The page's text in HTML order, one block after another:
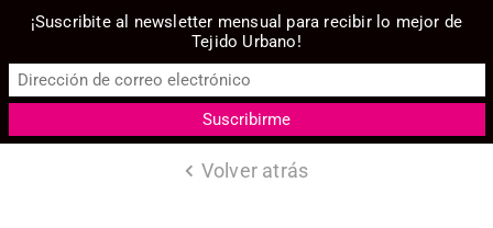
Volver atrás
¡Suscribite al newsletter mensual para recibir lo mejor de
Tejido Urbano!